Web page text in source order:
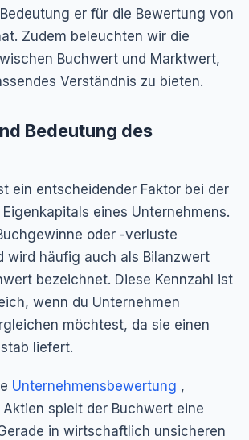
er für die Bewertung von
Zudem beleuchten wir die
Buchwert und Marktwert,
Verständnis zu bieten.
Bedeutung des
ein entscheidender Faktor bei der
eines Unternehmens.
oder -verluste
wird häufig auch als Bilanzwert
bezeichnet. Diese Kennzahl ist
wenn du Unternehmen
möchtest, da sie einen
liefert.
Unternehmensbewertung ,
spielt der Buchwert eine
in wirtschaftlich unsicheren